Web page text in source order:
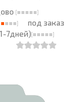
под заказ
7дней)